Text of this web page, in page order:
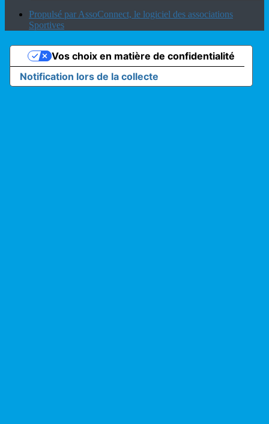
Propulsé par AssoConnect, le logiciel des associations
Sportives
Notification lors de la collecte
Vos choix en matière de confidentialité